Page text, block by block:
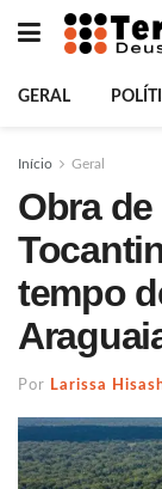
GERAL
Início Geral
Obra
tempo
Por Larissa